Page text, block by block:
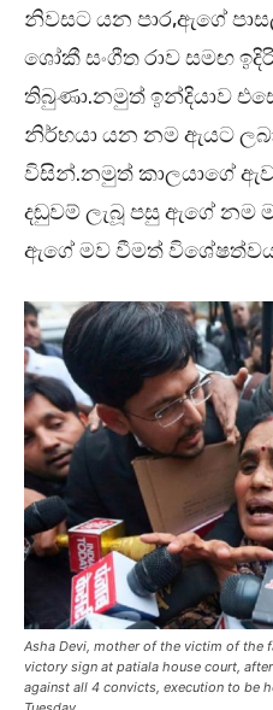
නිවසට යන පාර,ඇගේ
ශෝකී සංගීත රාව සමඟ
තිබුණා.නමුත් ඉන්දියාව
නිර්භයා යන නම ඇයට
විසින්.නමුත් කාලයාගේ
දඬුවම් ලැබූ පසු ඇගේ නම
ඇගේ මව වීමත්
Asha Devi, mother of the victim of the
victory sign at patiala house court,
against all 4 convicts, execution to be